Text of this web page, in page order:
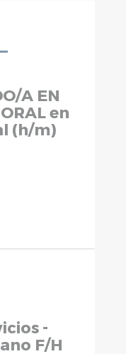
A EN
en
(h/m)
-
F/H